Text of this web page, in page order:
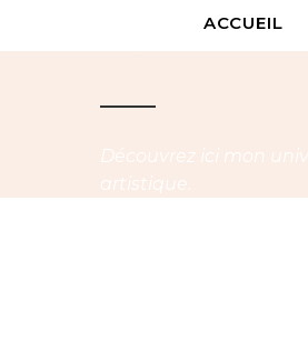
ACCUEIL
Mélo
Découvrez ici mon
artistique.